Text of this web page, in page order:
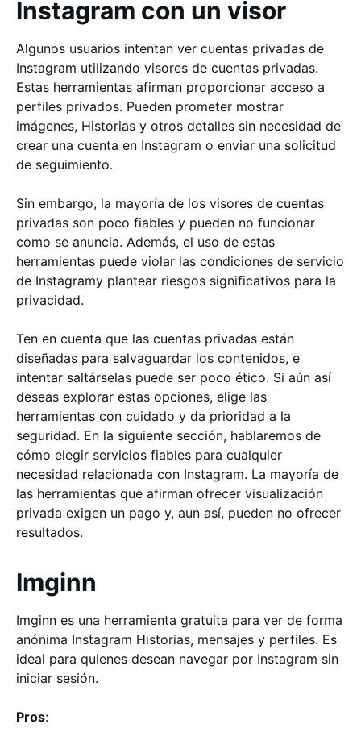
Instagram con un visor
Algunos usuarios intentan ver cuentas privadas de
Instagram utilizando visores de cuentas privadas.
Estas herramientas afirman proporcionar acceso a
perfiles privados. Pueden prometer mostrar
imágenes, Historias y otros detalles sin necesidad de
crear una cuenta en Instagram o enviar una solicitud
de seguimiento.
Sin embargo, la mayoría de los visores de cuentas
privadas son poco fiables y pueden no funcionar
como se anuncia. Además, el uso de estas
herramientas puede violar las condiciones de servicio
de Instagramy plantear riesgos significativos para la
privacidad.
Ten en cuenta que las cuentas privadas están
diseñadas para salvaguardar los contenidos, e
intentar saltárselas puede ser poco ético. Si aún así
deseas explorar estas opciones, elige las
herramientas con cuidado y da prioridad a la
seguridad. En la siguiente sección, hablaremos de
cómo elegir servicios fiables para cualquier
necesidad relacionada con Instagram. La mayoría de
las herramientas que afirman ofrecer visualización
privada exigen un pago y, aun así, pueden no ofrecer
resultados.
Imginn
Imginn es una herramienta gratuita para ver de forma
anónima Instagram Historias, mensajes y perfiles. Es
ideal para quienes desean navegar por Instagram sin
iniciar sesión.
Pros: